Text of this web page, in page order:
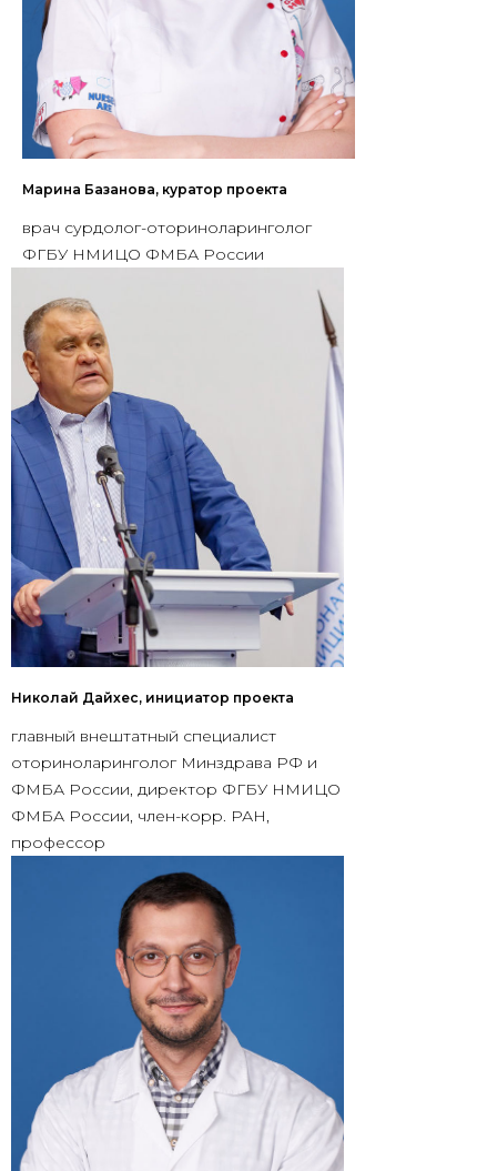
Марина Базанова, куратор проекта
врач сурдолог-оториноларинголог
ФГБУ НМИЦО ФМБА России
Николай Дайхес, инициатор проекта
главный внештатный специалист
оториноларинголог Минздрава РФ и
ФМБА России, директор ФГБУ НМИЦО
ФМБА России, член-корр. РАН,
профессор